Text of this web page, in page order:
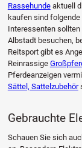
Rassehundeaktuell
kaufen sind
Interessenten sollten
Albstadt besuchen,
Reitsport gibt es
Reinrassige
Pferdeanzeigen
Sättel, Sattelzubehör
Gebrauchte
Schauen Sie sich